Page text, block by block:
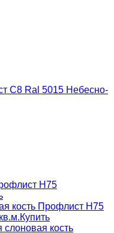
C8 Ral 5015 Небесно-
Н75
Профлист Н75
Купить